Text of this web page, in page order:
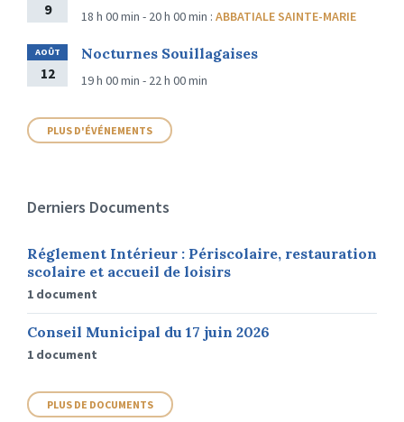
9 18 h 00 min - 20 h 00 min : ABBATIALE SAINTE-MARIE
AOÛT
12
Nocturnes Souillagaises
19 h 00 min - 22 h 00 min
PLUS D'ÉVÉNEMENTS
Derniers Documents
Réglement Intérieur : Périscolaire, restauration
scolaire et accueil de loisirs
1 document
Conseil Municipal du 17 juin 2026
1 document
PLUS DE DOCUMENTS